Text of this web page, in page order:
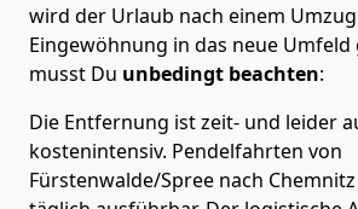
wird der Urlaub nach einem
Eingewöhnung in das neue Umfeld
musst Du unbedingt beachten:
Die Entfernung ist zeit- und leider
kostenintensiv. Pendelfahrten von
Fürstenwalde/Spree nach